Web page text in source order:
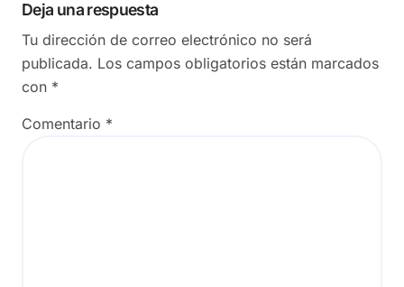
Deja una respuesta
Tu dirección de correo electrónico no será
publicada. Los campos obligatorios están marcados
con *
Comentario *